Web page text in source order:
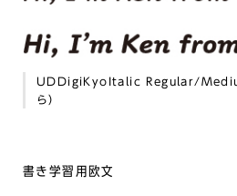
UDDigiKyoItalic Regular/
ら）
書き学習用欧文